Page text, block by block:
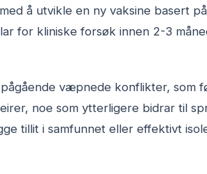
å utvikle en ny vaksine basert på
for kliniske forsøk innen 2-3
væpnede konflikter, som
noe som ytterligere bidrar til
tillit i samfunnet eller effektivt